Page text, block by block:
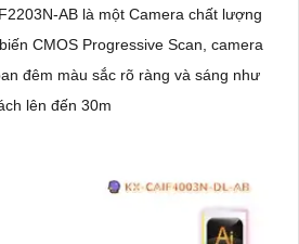
AB là một Camera chất lượng
đêm màu sắc rõ ràng và sáng như
lên đến 30m